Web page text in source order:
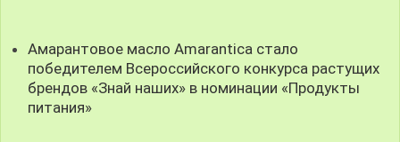
Амарантовое масло Amarantica стало
победителем Всероссийского конкурса растущих
брендов «Знай наших» в номинации «Продукты
питания»